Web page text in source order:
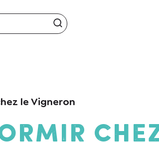
le Vigneron